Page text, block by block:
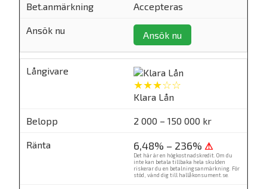
Accepteras
Ansök nu
★★★☆☆
Klara Lån
2 000 – 150 000 kr
6,48% – 236% ⚠
Det här är en högkostnadskredit. Om du
inte kan betala tillbaka hela skulden
riskerar du en betalningsanmärkning. För
stöd, vänd dig till hallåkonsument.se